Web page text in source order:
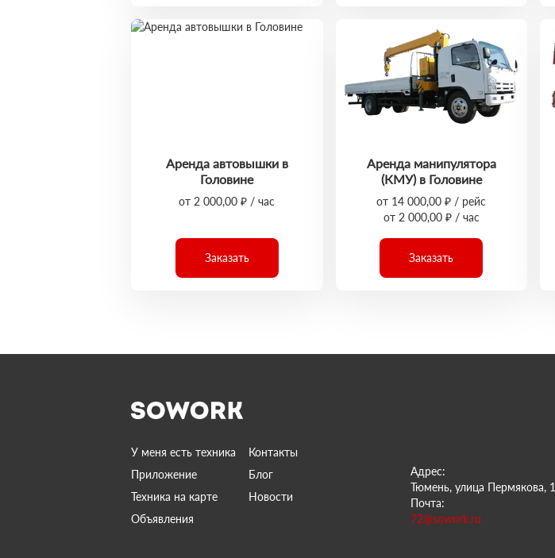
Аренда автовышки в
Головине
от 2 000,00 ₽ / час
Заказать
Аренда манипулятора
(КМУ) в Головине
от 14 000,00 ₽ / рейс
от 2 000,00 ₽ / час
Заказать
У меня есть техника
Контакты
Приложение
Блог
Техника на карте
Новости
Объявления
Адрес:
Тюмень, улица Пермякова, 1
Почта:
72@sowork.ru